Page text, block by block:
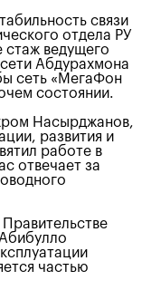
связи
отдела РУ
ведущего
Абдурахмона
сеть «МегаФон
состоянии.
Насырджанов,
развития и
работе в
отвечает за
частью